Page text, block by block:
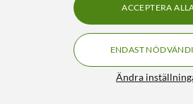
Upp till 30 W per port
Hanteras via webbgränssnitt
Tri-
Ändra
ENDAST
ACCEPTERA